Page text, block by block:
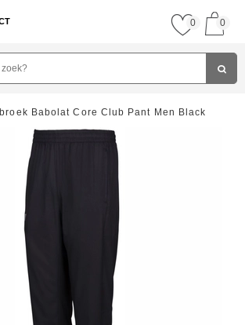
0 0
Babolat Core Club Pant Men Black